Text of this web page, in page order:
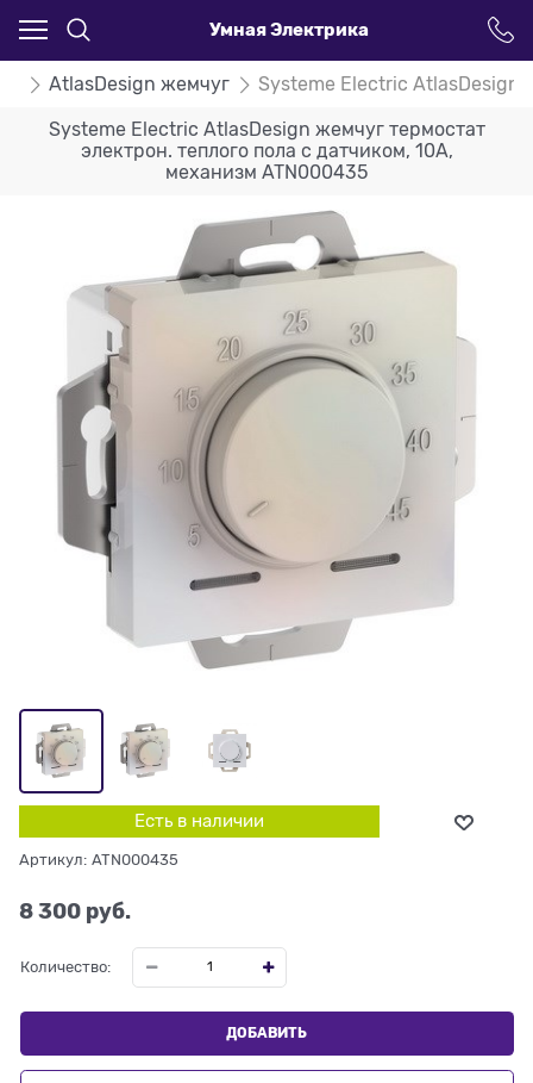
Умная Электрика
AtlasDesign жемчуг Systeme Electric AtlasDesign
Systeme Electric AtlasDesign жемчуг термостат
электрон. теплого пола с датчиком, 10A,
механизм ATN000435
Есть в наличии
Артикул: ATN000435
8 300 руб.
Количество:
ДОБАВИТЬ